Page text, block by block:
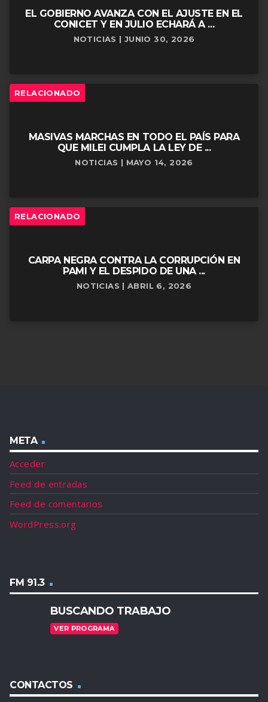
EL GOBIERNO AVANZA CON EL AJUSTE EN EL
CONICET Y EN JULIO ECHARÁ A ...
NOTICIAS | JUNIO 30, 2026
RELACIONADO
MASIVAS MARCHAS EN TODO EL PAÍS PARA
QUE MILEI CUMPLA LA LEY DE ...
NOTICIAS | MAYO 14, 2026
RELACIONADO
CARPA NEGRA CONTRA LA CORRUPCIÓN EN
PAMI Y EL DESPIDO DE UNA ...
NOTICIAS | ABRIL 6, 2026
META
Acceder
Feed de entradas
Feed de comentarios
WordPress.org
FM 91.3
BUSCANDO TRABAJO
VER PROGRAMA
CONTACTOS